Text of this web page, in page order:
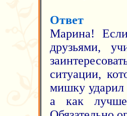
Ответ
Марина!
друзьями,
ситуации,
мишку ударил
а как